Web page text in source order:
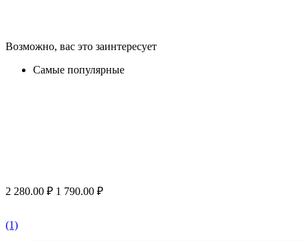
Возможно, вас это заинтересует
Самые популярные
2 280.00 ₽ 1 790.00 ₽
(1)